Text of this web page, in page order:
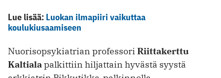
Lue lisää: Luokan ilmapiiri vaikuttaa
koulukiusaamiseen
Nuorisopsykiatrian professori Riittakerttu
Kaltialapalkittiin hiljattain hyvästä syystä